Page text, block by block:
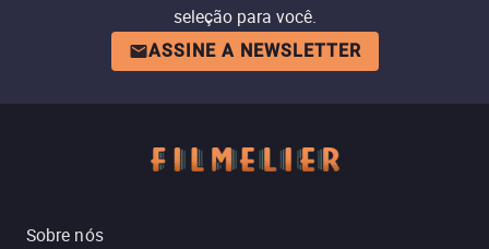
seleção para você.
ASSINE A NEWSLETTER
Sobre nós